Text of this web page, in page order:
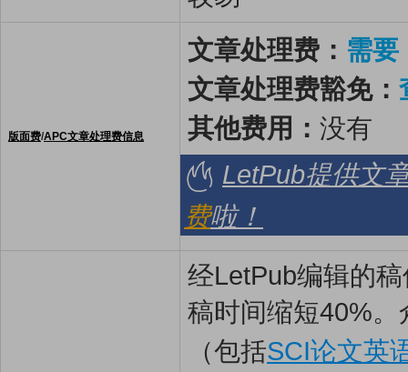
版面费/APC文章处理费信息
文章处理费： 需要
文章处理费豁免：
其他费用： 没有
LetPub提供文
费啦！
经LetPub编辑的
稿时间缩短40%
（包括SCI论文英